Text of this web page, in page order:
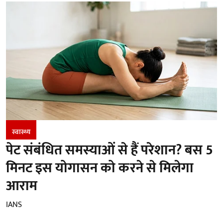
स्वास्थ्य
पेट संबंधित समस्याओं से हैं परेशान? बस 5
मिनट इस योगासन को करने से मिलेगा
आराम
IANS